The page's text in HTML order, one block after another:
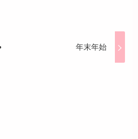
年末年始